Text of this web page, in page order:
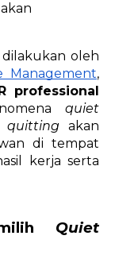
Management,
professional
quiet
quitting akan
di tempat
kerja serta
Quiet